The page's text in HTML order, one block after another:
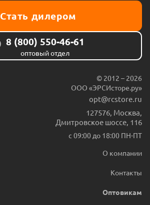
Стать дилером
8 (800) 550-46-61
оптовый отдел
© 2012 – 2026
ООО «ЭРСИсторе.ру»
opt@rcstore.ru
127576 Москва
Дмитровское шоссе, 116
с 09:00 до 18:00 ПН-ПТ
О компании
Контакты
Оптовикам